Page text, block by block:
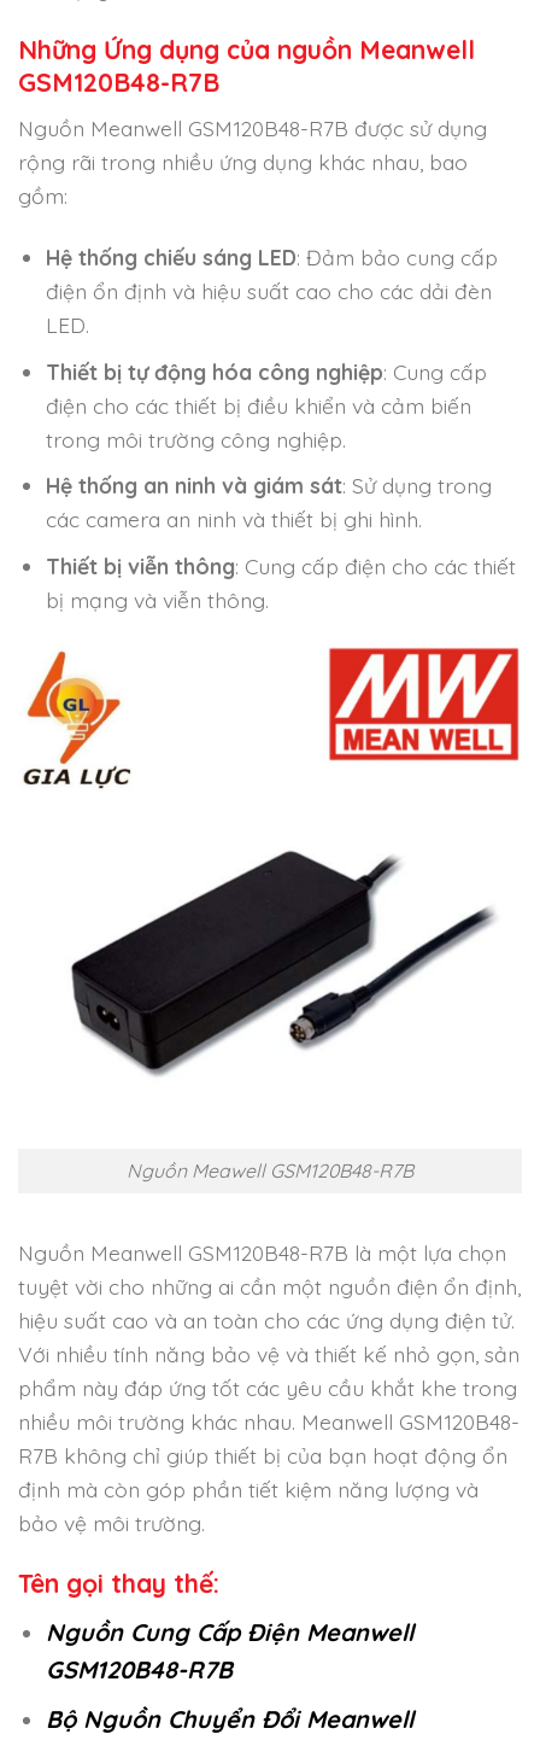
Những Ứng dụng của nguồn Meanwell
GSM120B48-R7B
Nguồn Meanwell GSM120B48-R7B được sử dụng
rộng rãi trong nhiều ứng dụng khác nhau, bao
gồm:
Hệ thống chiếu sáng LED: Đảm bảo cung cấp
điện ổn định và hiệu suất cao cho các dải đèn
LED.
Thiết bị tự động hóa công nghiệp: Cung cấp
điện cho các thiết bị điều khiển và cảm biến
trong môi trường công nghiệp.
Hệ thống an ninh và giám sát: Sử dụng trong
các camera an ninh và thiết bị ghi hình.
Thiết bị viễn thông: Cung cấp điện cho các thiết
bị mạng và viễn thông.
Nguồn Meawell GSM120B48-R7B
Nguồn Meanwell GSM120B48-R7B là một lựa chọn
tuyệt vời cho những ai cần một nguồn điện ổn định,
hiệu suất cao và an toàn cho các ứng dụng điện tử.
Với nhiều tính năng bảo vệ và thiết kế nhỏ gọn, sản
phẩm này đáp ứng tốt các yêu cầu khắt khe trong
nhiều môi trường khác nhau. Meanwell GSM120B48-
R7B không chỉ giúp thiết bị của bạn hoạt động ổn
định mà còn góp phần tiết kiệm năng lượng và
bảo vệ môi trường.
Tên gọi thay thế:
Nguồn Cung Cấp Điện Meanwell
GSM120B48-R7B
Bộ Nguồn Chuyển Đổi Meanwell